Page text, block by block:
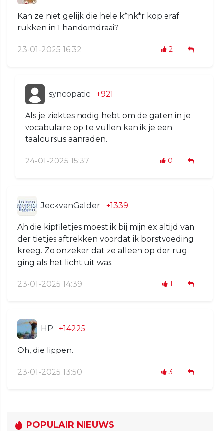
Kan ze niet gelijk die hele k*nk*r kop eraf
rukken in 1 handomdraai?
23-01-2025 16:32 2
syncopatic +921
Als je ziektes nodig hebt om de gaten in je
vocabulaire op te vullen kan ik je een
taalcursus aanraden.
24-01-2025 15:37 0
JeckvanGalder +1339
Ah die kipfiletjes moest ik bij mijn ex altijd van
der tietjes aftrekken voordat ik borstvoeding
kreeg. Zo onzeker dat ze alleen op der rug
ging als het licht uit was.
23-01-2025 14:39 1
HP +14225
Oh, die lippen.
23-01-2025 13:50 3
POPULAIR NIEUWS